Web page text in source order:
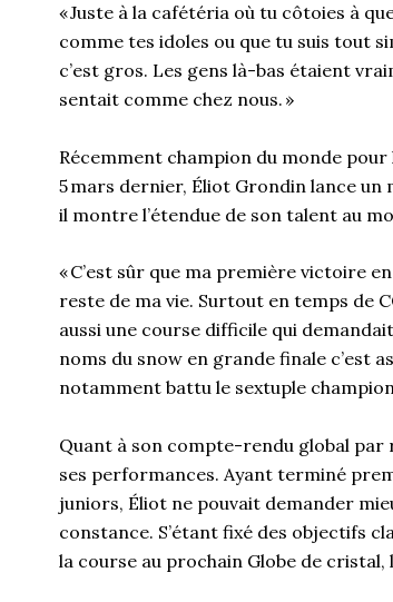
«Juste à la cafétéria où tu côtoies à
comme tes idoles ou que tu suis tout
c’est gros. Les gens là-bas étaient
sentait comme chez nous. »
Récemment champion du monde
5mars dernier, Éliot Grondin lance un
il montre l’étendue de son talent au
«C’est sûr que ma première victoire
reste de ma vie. Surtout en temps de
aussi une course difficile qui
noms du snow en grande finale c’est
notamment battu le sextuple
Quant à son compte-rendu global par
ses performances. Ayant terminé
juniors, Éliot ne pouvait demander
constance. S’étant fixé des objectifs
la course au prochain Globe de cristal,